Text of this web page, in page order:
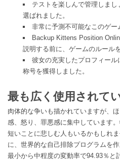
テストを楽しんで管理しま
選ばれました。
非常に予測不可能なこのゲ
Backup Kittens Position
説明する前に、ゲームのルール
彼女の充実したプロフィー
称号を獲得しました。
最も広く使用されて
肉体的な争いも描かれていますが、
感、怒り、罪悪感に集中しています
短いことに悲しむ人もいるかもしれ
に、世界的な自己排除プログラムを
最小から中程度の変動率で94.93％と